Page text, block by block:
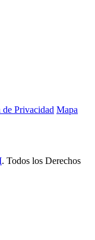
de Privacidad Mapa
. Todos los Derechos